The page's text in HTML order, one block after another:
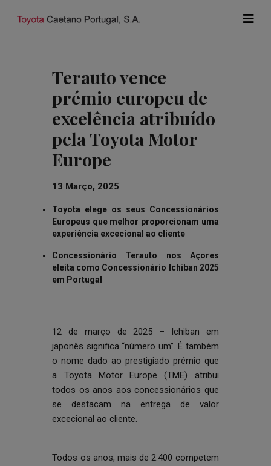
Terauto vence
prémio europeu de
excelência atribuído
pela Toyota Motor
Europe
13 Março, 2025
Toyota elege os seus Concessionários
Europeus que melhor proporcionam uma
experiência excecional ao cliente
Concessionário Terauto nos Açores
eleita como Concessionário Ichiban 2025
em Portugal
12 de março de 2025 – Ichiban em
japonês significa “número um”. É também
o nome dado ao prestigiado prémio que
a Toyota Motor Europe (TME) atribui
todos os anos aos concessionários que
se destacam na entrega de valor
excecional ao cliente.
Todos os anos, mais de 2.400 competem